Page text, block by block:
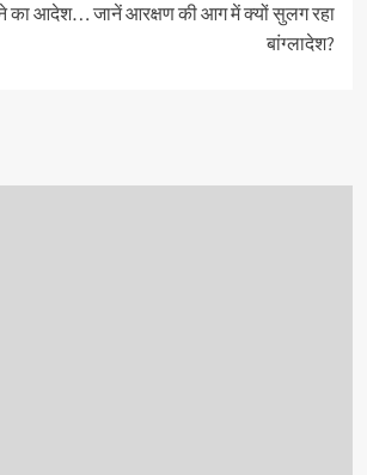
का आदेश… जानें आरक्षण की आग में क्यों सुलग रहा
बांग्लादेश?